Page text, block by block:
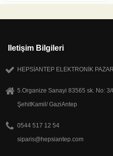
Iletişim Bilgileri
HEPSİANTEP ELEKTRONİK
5.Organize Sanayi 83565 sk. No: 3/
ŞehitKamil/ GaziAntep
0544 517 12 54
siparis@hepsiantep.com